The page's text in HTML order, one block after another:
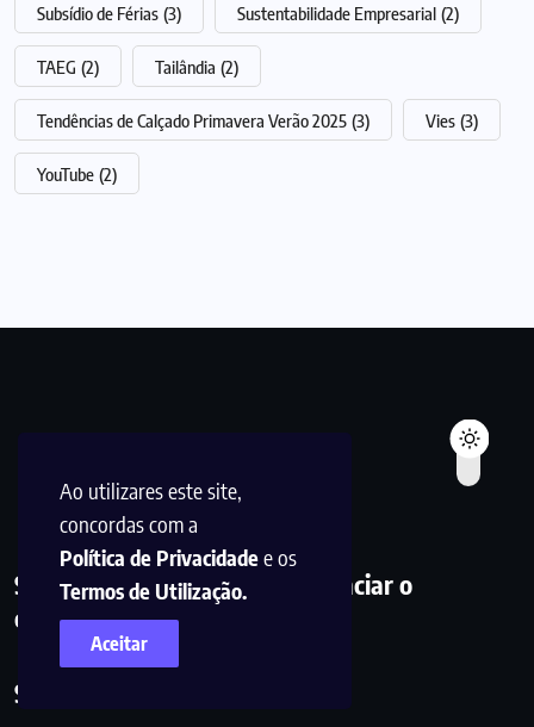
Ao utilizares este site,
concordas com a
Política de Privacidadee os
Termos de Utilização.
Aceitar
Subsídio de Férias (3) Sustentabilidade Empresarial (2)
TAEG (2) Tailândia (2)
Tendências de Calçado Primavera Verão 2025 (3) Vies (3)
YouTube (2)
Simplificar a informação. Potenciar o
conhecimento. Inspirar a ação.
Siga-nos